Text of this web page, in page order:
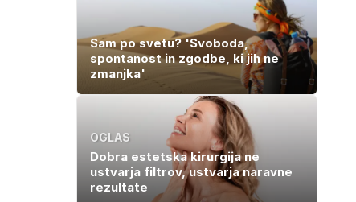
Sam po svetu? 'Svoboda,
spontanost in zgodbe, ki jih ne
zmanjka'
OGLAS
Dobra estetska kirurgija ne
ustvarja filtrov, ustvarja naravne
rezultate